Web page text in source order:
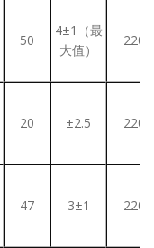
50
4±1（最
大值）
220
20 ±2.5 220
47 3±1 220